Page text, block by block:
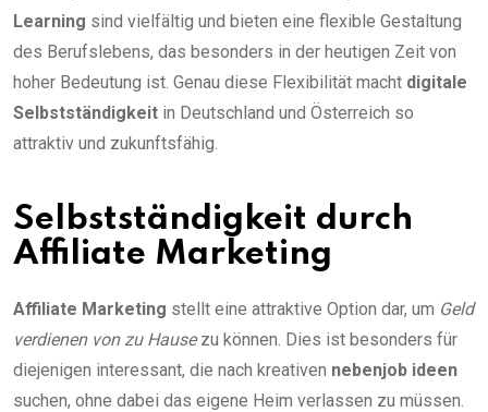
Learning sind vielfältig und bieten eine flexible Gestaltung
des Berufslebens, das besonders in der heutigen Zeit von
hoher Bedeutung ist. Genau diese Flexibilität macht digitale
Selbstständigkeit in Deutschland und Österreich so
attraktiv und zukunftsfähig.
Selbstständigkeit durch
Affiliate Marketing
Affiliate Marketing stellt eine attraktive Option dar, um Geld
verdienen von zu Hausezu können. Dies ist besonders für
diejenigen interessant, die nach kreativen nebenjob ideen
suchen, ohne dabei das eigene Heim verlassen zu müssen.